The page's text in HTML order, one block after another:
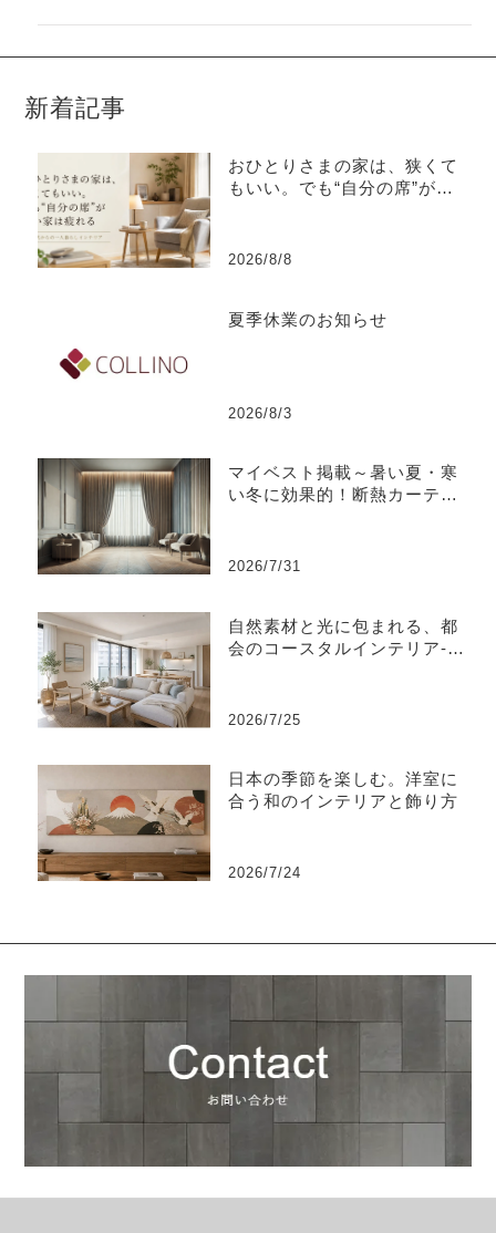
新着記事
おひとりさまの家は、狭くて
もいい。でも“自分の席”がな
2026/8/8
夏季休業のお知らせ
2026/8/3
マイベスト掲載～暑い夏・寒
い冬に効果的！断熱カーテン
2026/7/31
自然素材と光に包まれる、都
会のコースタルインテリア-江
2026/7/25
日本の季節を楽しむ。洋室に
合う和のインテリアと飾り方
2026/7/24